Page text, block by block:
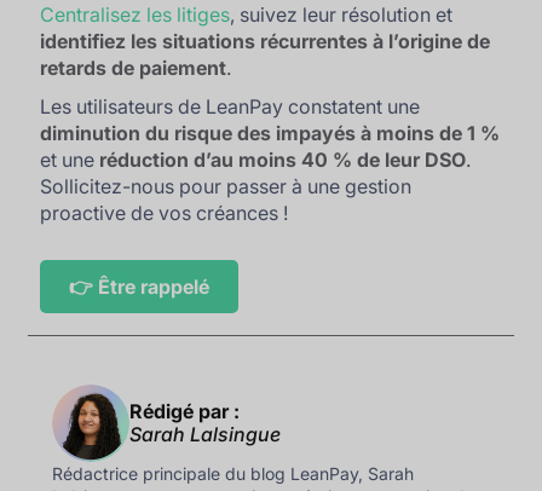
Centralisez les litiges, suivez leur résolution et
identifiez les situations récurrentes à l’origine de
retards de paiement.
Les utilisateurs de LeanPay constatent une
diminution du risque des impayés à moins de 1 %
et une réduction d’au moins 40 % de leur DSO.
Sollicitez-nous pour passer à une gestion
proactive de vos créances !
👉 Être rappelé
Rédigé par :
Sarah Lalsingue
Rédactrice principale du blog LeanPay, Sarah